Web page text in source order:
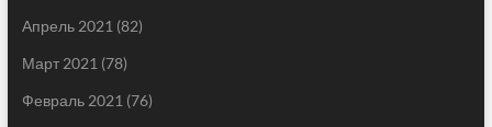
Апрель 2021 (82)
Март 2021 (78)
Февраль 2021 (76)